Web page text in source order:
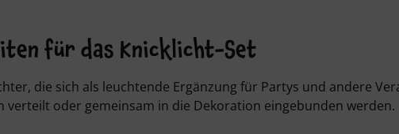
für das Knicklicht-Set
die sich als leuchtende Ergänzung für Partys und andere
verteilt oder gemeinsam in die Dekoration eingebunden werden.